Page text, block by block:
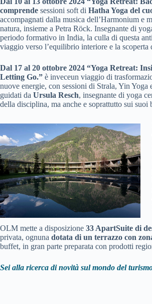
comprende sessioni soft di Hatha Yoga del
accompagnati dalla musica dell’Harmonium e
natura, insieme a Petra Röck. Insegnante di
periodo formativo in India, la culla di questa
viaggio verso l’equilibrio interiore e la
Dal 17 al 20 ottobre 2024 “Yoga Retreat:
Letting Go.” è inveceun viaggio di
nuove energie, con sessioni di Strala, Yin
guidati da Ursula Resch, insegnante di yoga
della disciplina, ma anche e soprattutto sui
OLM mette a disposizione 33 ApartSuite di
privata, ognuna dotata di un terrazzo con
buffet, in gran parte preparata con prodotti
Sei alla ricerca di novità sul mondo del